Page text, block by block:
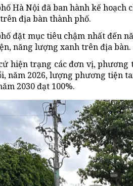
Hà Nội đã ban hành kế
địa bàn thành phố.
đặt mục tiêu chậm nhất đến
năng lượng xanh trên địa bàn.
hiện trạng các đơn vị,
năm 2026, lượng phương tiện
2030 đạt 100%.